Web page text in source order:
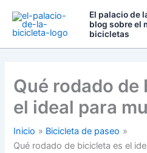
contenido
El palacio de
blog sobre el
bicicletas
Qué rodado
el ideal para
Inicio
Bicicleta de paseo
Qué rodado de bicicleta es el